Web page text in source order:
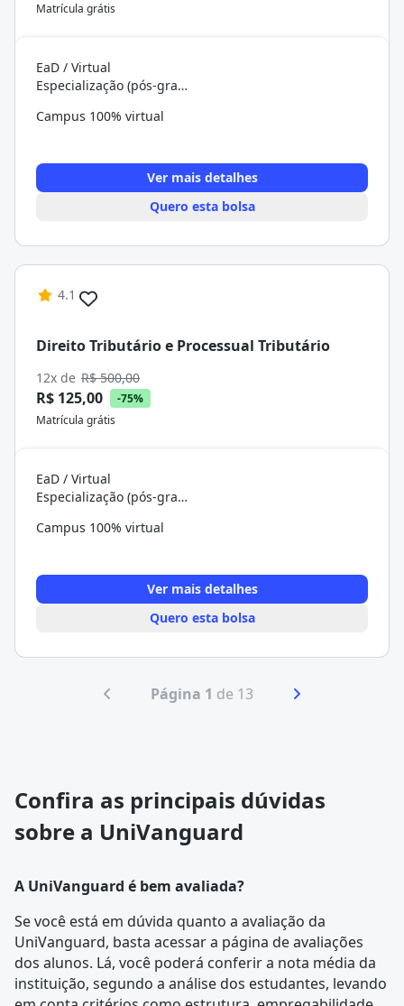
Matrícula grátis
EaD / Virtual
Especialização (pós-graduação)
Campus 100% virtual
Ver mais detalhes
Quero esta bolsa
4.1
Direito Tributário e Processual Tributário
12x de R$ 500,00
R$ 125,00
-75%
Matrícula grátis
EaD / Virtual
Especialização (pós-graduação)
Campus 100% virtual
Ver mais detalhes
Quero esta bolsa
Página 1 de 13
Confira as principais dúvidas
sobre a UniVanguard
A UniVanguard é bem avaliada?
Se você está em dúvida quanto a avaliação da
UniVanguard, basta acessar a página deavaliações
dos alunos. Lá, você poderá conferir a nota média da
instituição, segundo a análise dos estudantes, levando